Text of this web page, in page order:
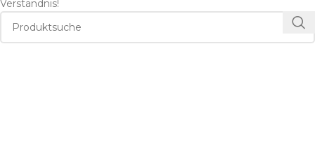
Verständnis!